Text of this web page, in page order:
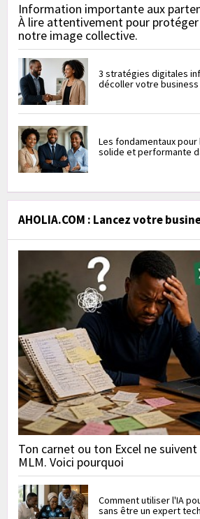
Information importante aux
À lire attentivement pour
notre image collective.
3 stratégies digitales
décoller votre business
Les fondamentaux
solide et performante
AHOLIA.COM : Lancez votre
Ton carnet ou ton Excel ne
MLM. Voici pourquoi
Comment utiliser l'IA
sans être un expert tech